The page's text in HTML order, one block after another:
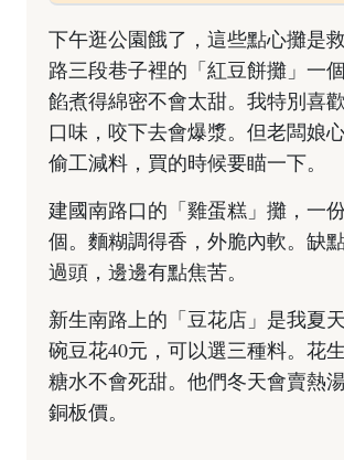
下午逛公園餓了，這些點心攤是
路三段巷子裡的「紅豆餅攤」一
餡煮得綿密不會太甜。我特別喜
口味，咬下去會爆漿。但老闆娘
偷工減料，買的時候要瞄一下。
建國南路口的「雞蛋糕」攤，一
個。麵糊調得香，外脆內軟。缺
過頭，邊邊有點焦苦。
新生南路上的「豆花店」是我夏
碗豆花40元，可以選三種料。花
糖水不會死甜。他們冬天會賣熱
銅板價。